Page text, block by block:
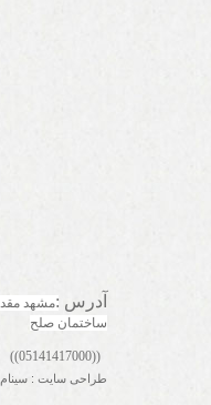
آدرس :
ساختمان صلح
((05141417000))
طراحی سایت : سینام